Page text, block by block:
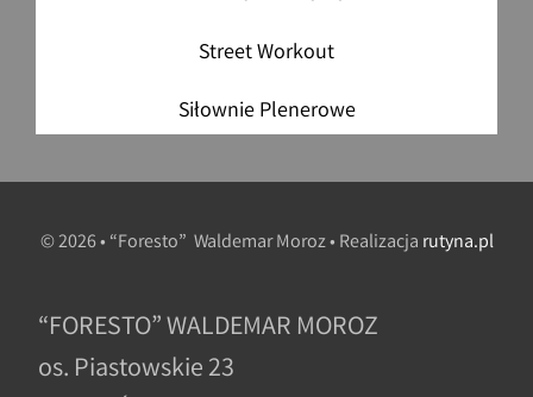
Street Workout
Siłownie Plenerowe
© 2026 • “Foresto” Waldemar Moroz • Realizacja rutyna.pl
“FORESTO” WALDEMAR MOROZ
os. Piastowskie 23